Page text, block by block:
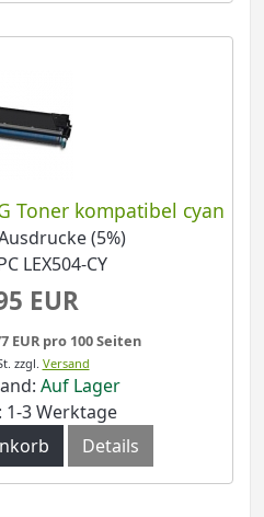
Toner kompatibel cyan
(5%)
LEX504-CY
EUR
EUR pro 100 Seiten
zzgl. Versand
Auf Lager
1-3 Werktage
Details